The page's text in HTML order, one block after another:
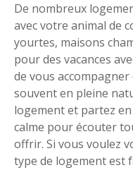
De nombreux
avec votre animal de
yourtes, maisons
pour des vacances
de vous
souvent en pleine
logement et partez
calme pour écouter
offrir. Si vous voulez
type de logement est